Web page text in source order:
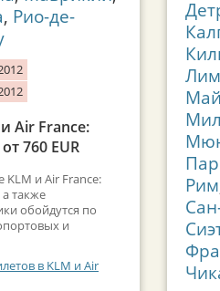
, Рио-де-
Air France:
760 EUR
и Air France:
также
обойдутся по
и
в KLM и Air
Рим